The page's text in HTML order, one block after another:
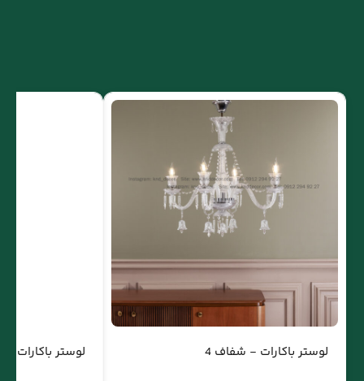
لوستر باکارات - شفاف 4 لوستر باکارات